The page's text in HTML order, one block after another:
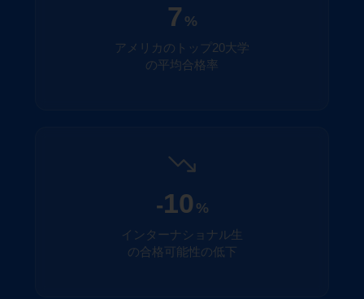
7 %
アメリカのトップ20大学
の平均合格率
-10 %
インターナショナル生
の合格可能性の低下